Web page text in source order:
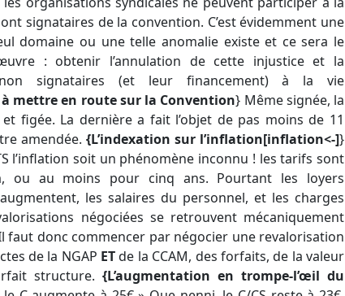
signataires de la convention. C’est évidemment une
domaine ou une telle anomalie existe et ce sera le
: obtenir l’annulation de cette injustice et la
signataires (et leur financement) à la vie
mettre en route sur la Convention} Même signée, la
figée. La dernière a fait l’objet de pas moins de 11
amendée. {L’indexation sur l’inflation[inflation<-]}
l’inflation soit un phénomène inconnu ! les tarifs sont
ou au moins pour cinq ans. Pourtant les loyers
les salaires du personnel, et les charges
négociées se retrouvent mécaniquement
faut donc commencer par négocier une revalorisation
de la NGAP ETde la CCAM, des forfaits, de la valeur
structure. {L’augmentation en trompe-l’œil du